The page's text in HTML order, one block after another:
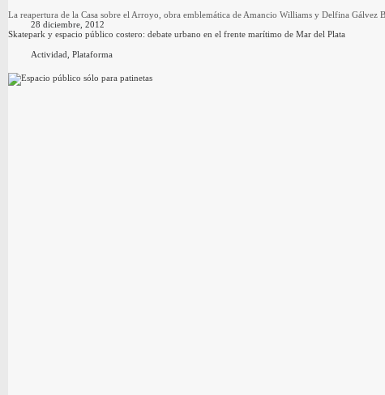
La reapertura de la Casa sobre el Arroyo, obra emblemática de Amancio Williams y Delfina
28 diciembre, 2012
Skatepark y espacio público costero: debate urbano en el frente marítimo de Mar del Plata
Actividad Plataforma